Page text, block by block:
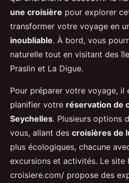
une croisière pour explorer
transformer votre voyage en
inoubliable. À bord, vous
naturelle tout en visitant des
Praslin et La Digue.
Pour préparer votre voyage,
planifier votre réservation de
Seychelles. Plusieurs options
vous, allant des croisières de
plus écologiques, chacune
excursions et activités. Le
croisiere.com/ propose des